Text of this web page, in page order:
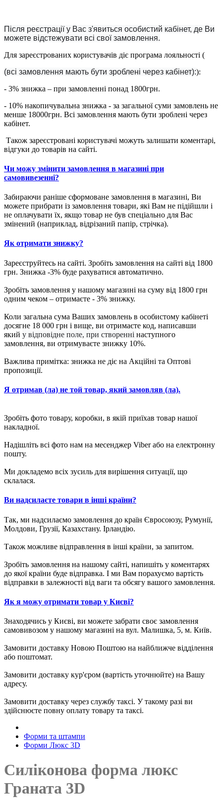
Після реєстрації у Вас з'явиться особистий кабінет, де Ви
можете відстежувати всі свої замовлення.
Для зареєстрованих користувачів діє програма лояльності (
(всі замовлення мають бути зроблені через кабінет):):
- 3% знижка – при замовленні понад 1800грн.
- 10% накопичувальна знижка - за загальної суми замовлень не
менше 18000грн. Всі замовлення мають бути зроблені через
кабінет.
Також зареєстровані користувачі можуть залишати коментарі,
відгуки до товарів на сайті.
Чи можу змінити замовлення в магазині при
самовивезенні?
Забираючи раніше сформоване замовлення в магазині, Ви
можете прибрати із замовлення товари, які Вам не підійшли і
не оплачувати їх, якщо товар не був спеціально для Вас
змінений (наприклад, відрізаний папір, стрічка).
Як отримати знижку?
Зареєструйтесь на сайті. Зробіть замовлення на сайті від 1800
грн. Знижка -3% буде рахуватися автоматично.
Зробіть замовлення у нашому магазині на суму від 1800 грн
одним чеком – отримаєте - 3% знижку.
Коли загальна сума Ваших замовлень в особистому кабінеті
досягне 18 000 грн і вище, ви отримаєте код, написавши
який у відповідне поле, при створенні наступного
замовлення, ви отримуваєте знижку 10%.
Важлива примітка: знижка не діє на Акційні та Оптові
пропозиції.
Я отримав (ла) не той товар, який замовляв (ла).
Зробіть фото товару, коробки, в якій приїхав товар нашої
накладної.
Надішліть всі фото нам на месенджер Viber або на електронну
пошту.
Ми докладемо всіх зусиль для вирішення ситуації, що
склалася.
Ви надсилаєте товари в інші країни?
Так, ми надсилаємо замовлення до країн Євросоюзу, Румунії,
Молдови, Грузії, Казахстану. Ірландію.
Також можливе відправлення в інші країни, за запитом.
Зробіть замовлення на нашому сайті, напишіть у коментарях
до якої країни буде відправка. І ми Вам порахуємо вартість
відправки в залежності від ваги та обсягу вашого замовлення.
Як я можу отримати товар у Києві?
Знаходячись у Києві, ви можете забрати своє замовлення
самовивозом у нашому магазині на вул. Малишка, 5, м. Київ.
Замовити доставку Новою Поштою на найближче відділення
або поштомат.
Замовити доставку кур'єром (вартість уточнюйте) на Вашу
адресу.
Замовити доставку через службу таксі. У такому разі ви
здійснюєте повну оплату товару та таксі.
Форми та штампи
Форми Люкс 3D
Силіконова форма люкс
Граната 3D